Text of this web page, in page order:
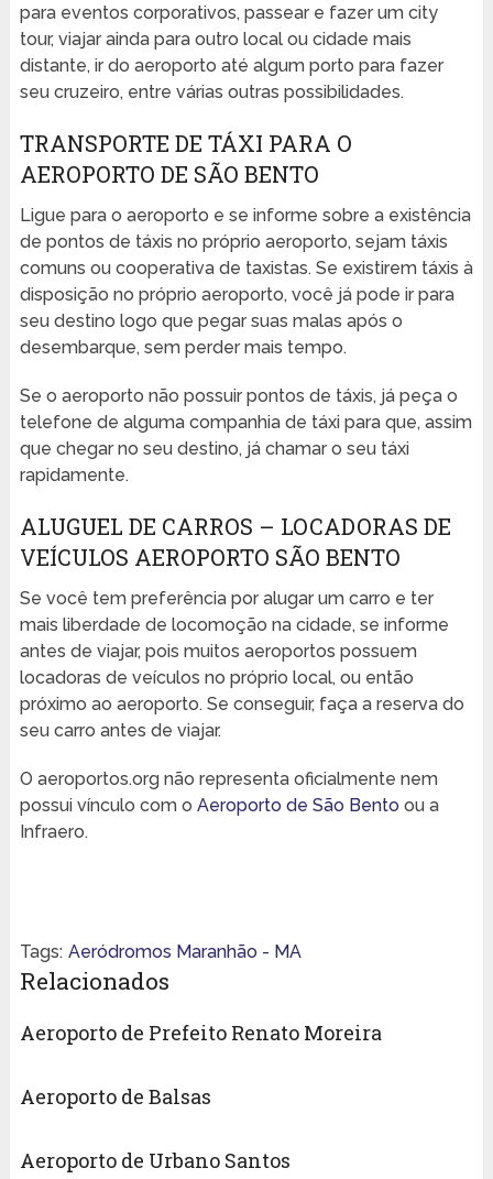
para eventos corporativos, passear e fazer um city
tour, viajar ainda para outro local ou cidade mais
distante, ir do aeroporto até algum porto para fazer
seu cruzeiro, entre várias outras possibilidades.
TRANSPORTE DE TÁXI PARA O
AEROPORTO DE SÃO BENTO
Ligue para o aeroporto e se informe sobre a existência
de pontos de táxis no próprio aeroporto, sejam táxis
comuns ou cooperativa de taxistas. Se existirem táxis à
disposição no próprio aeroporto, você já pode ir para
seu destino logo que pegar suas malas após o
desembarque, sem perder mais tempo.
Se o aeroporto não possuir pontos de táxis, já peça o
telefone de alguma companhia de táxi para que, assim
que chegar no seu destino, já chamar o seu táxi
rapidamente.
ALUGUEL DE CARROS – LOCADORAS DE
VEÍCULOS AEROPORTO SÃO BENTO
Se você tem preferência por alugar um carro e ter
mais liberdade de locomoção na cidade, se informe
antes de viajar, pois muitos aeroportos possuem
locadoras de veículos no próprio local, ou então
próximo ao aeroporto. Se conseguir, faça a reserva do
seu carro antes de viajar.
O aeroportos.org não representa oficialmente nem
possui vínculo com o Aeroporto de São Bento ou a
Infraero.
Tags: Aeródromos Maranhão - MA
Relacionados
Aeroporto de Prefeito Renato Moreira
Aeroporto de Balsas
Aeroporto de Urbano Santos